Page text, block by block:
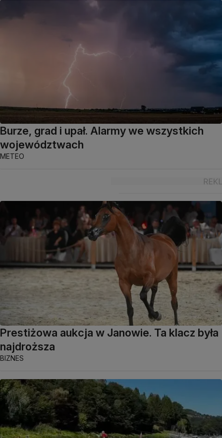
Burze, grad i upał. Alarmy we wszystkich
województwach
METEO
Prestiżowa aukcja w Janowie. Ta klacz była
najdroższa
BIZNES